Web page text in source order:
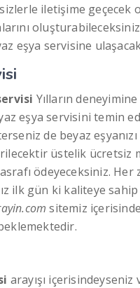
iletişime geçecek
eşya servisine
Yılların
eşya servisini temin
de beyaz
üstelik ücretsiz
ödeyeceksiniz.
ilk gün ki kaliteye
sitemiz
arayışı